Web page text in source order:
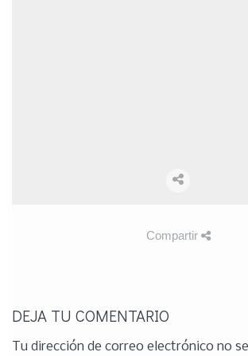
Compartir
DEJA TU COMENTARIO
Tu dirección de correo electrónico no